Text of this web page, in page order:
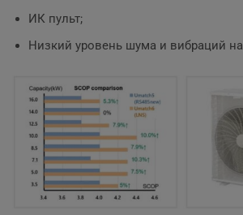
ИК пульт;
Низкий уровень шума и вибраций